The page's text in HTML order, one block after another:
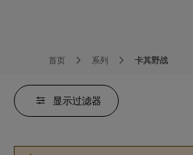
首页 系列 卡其野战
显示过滤器